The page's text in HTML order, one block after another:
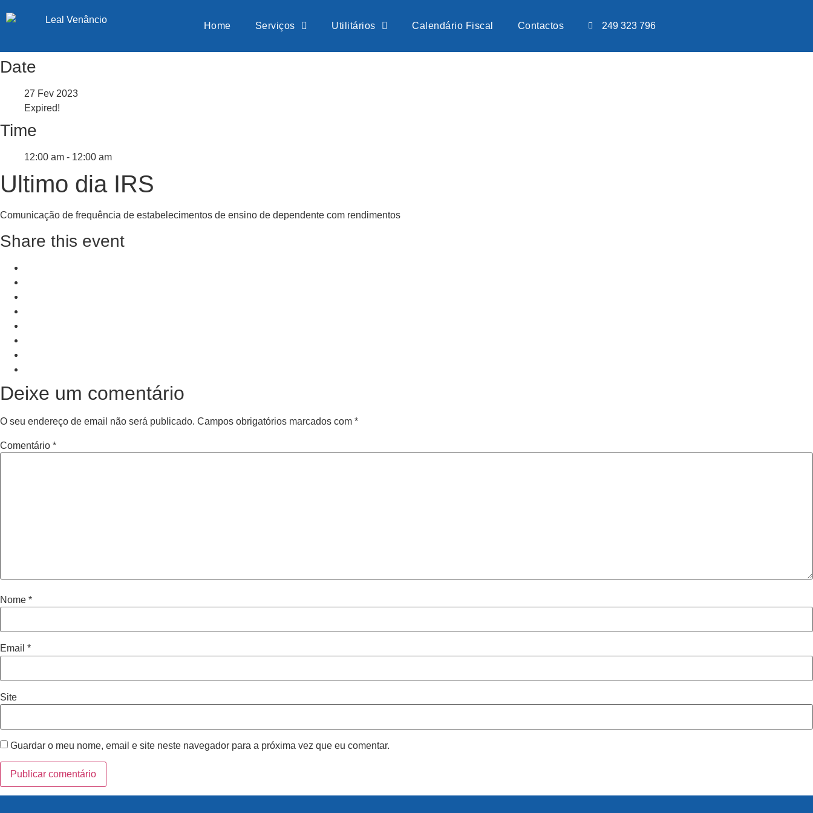
Home Serviços Utilitários Calendário Fiscal Contactos 249 323 796
Date
27 Fev 2023
Expired!
Time
12:00 am - 12:00 am
Ultimo dia IRS
Comunicação de frequência de estabelecimentos de ensino de dependente com rendimentos
Share this event
Deixe um comentário
O seu endereço de email não será publicado. Campos obrigatórios marcados com *
Comentário *
Nome *
Email *
Site
Guardar o meu nome, email e site neste navegador para a próxima vez que eu comentar.